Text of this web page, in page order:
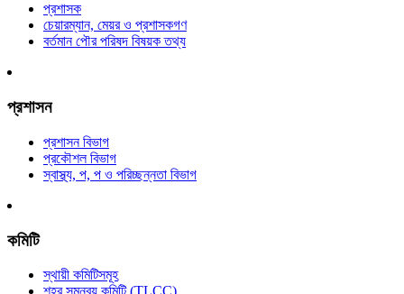
প্রশাসক
চেয়ারম্যান, মেয়র ও প্রশাসকগণ
বর্তমান পৌর পরিষদ বিষয়ক তথ্য
প্রশাসন
প্রশাসন বিভাগ
প্রকৌশল বিভাগ
স্বাস্থ্য, প, প ও পরিচ্ছন্নতা ‍বিভাগ
কমিটি
স্থায়ী কমিটিসমূহ